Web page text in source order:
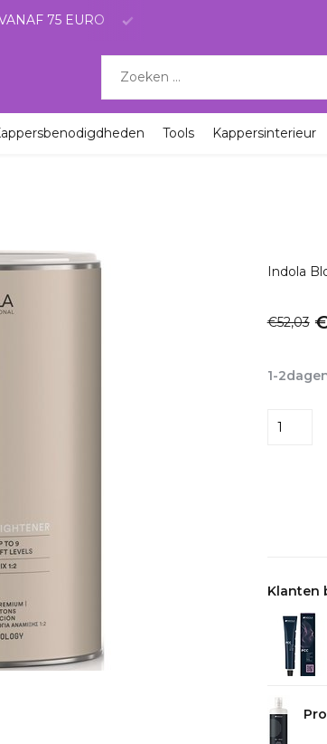
LEVERING MET POSTNL
Tools Kappersinterieur
Indola
€52,03
1-
Klanten